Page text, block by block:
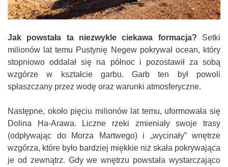
Jak powstała ta niezwykle ciekawa formacja? Setki
milionów lat temu Pustynię Negew pokrywał ocean, który
stopniowo oddalał się na północ i pozostawił za sobą
wzgórze w kształcie garbu. Garb ten był powoli
spłaszczany przez wodę oraz warunki atmosferyczne.
Następne, około pięciu milionów lat temu, uformowała się
Dolina Ha-Arawa. Liczne rzeki zmieniały swoje trasy
(odpływając do Morza Martwego) i „wycinały” wnętrze
wzgórza, które było bardziej miękkie niż skała pokrywająca
je od zewnątrz. Gdy we wnętrzu powstała wystarczająco